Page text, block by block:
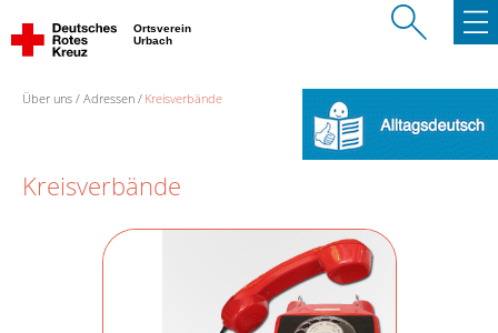
Ortsverein
Urbach
Über uns Adressen Kreisverbände
Kreisverbände